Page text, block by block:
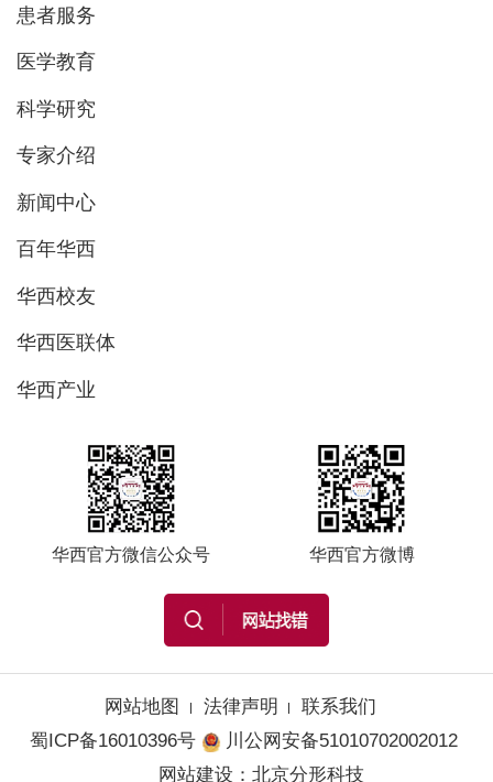
患者服务
医学教育
科学研究
专家介绍
新闻中心
百年华西
华西校友
华西医联体
华西产业
华西官方微信公众号 华西官方微博
网站地图 法律声明
联系我们
蜀ICP备16010396号
川公网安备51010702002012
网站建设 ： 北京分形科技